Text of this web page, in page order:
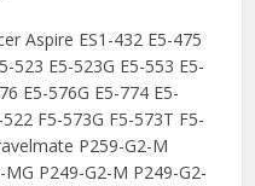
Aspire ES1-432 E5-475
523 E5-523G E5-553 E5-
E5-576G E5-774 E5-
F5-573G F5-573T F5-
P259-G2-M
P249-G2-M P249-G2-